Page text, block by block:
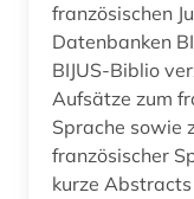
inventar (1)
italia (1)
französischen Juristen.
Datenbanken
BIJUS-Biblio
Aufsätze zum
Sprache sowie
französischer
kurze